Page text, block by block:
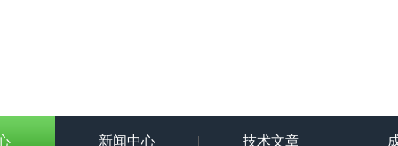
新闻中心 技术文章